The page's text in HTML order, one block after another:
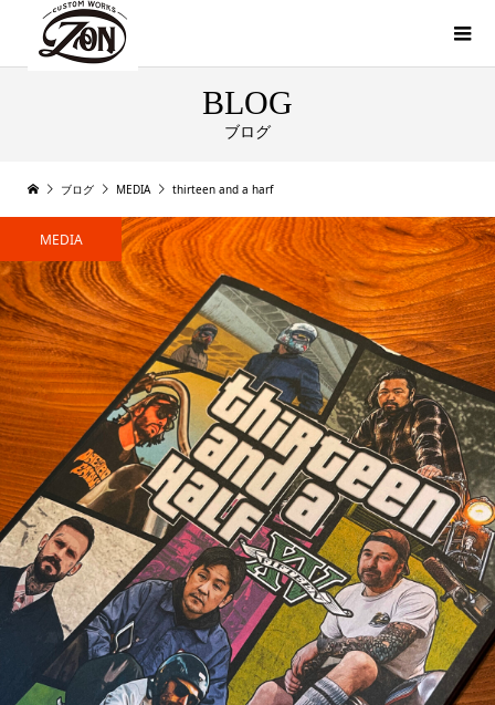
BLOG
ブログ
ブログ MEDIA thirteen and a harf
MEDIA